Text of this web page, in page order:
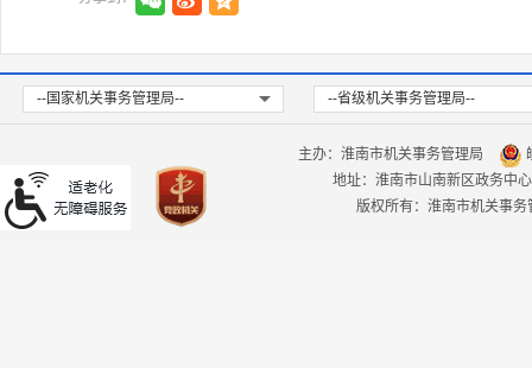
--国家机关事务管理局-- --省级机关事务管理局--
主办：淮南市机关事务管理局
地址：淮南市山南新区政务中
版权所有：淮南市机关事务